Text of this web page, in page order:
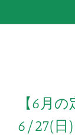
【6月
6/27(日)